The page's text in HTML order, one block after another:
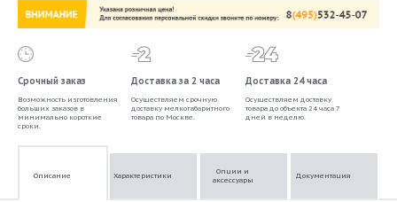
Срочный заказ
Возможность изготовления
больших заказов в
минимально короткие
сроки.
Доставка за 2 часа
Осуществляем срочную
доставку мелкогабаритного
товара по Москве.
Доставка 24 часа
Осуществляем доставку
товара до объекта 24 часа 7
дней в неделю.
Описание Характеристики
Опции и
аксессуары
Документация